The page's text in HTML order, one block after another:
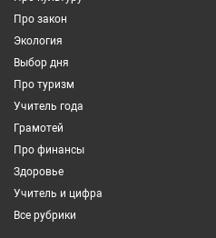
Про закон
Экология
Выбор дня
Про туризм
Учитель года
Грамотей
Про финансы
Здоровье
Учитель и цифра
Все рубрики